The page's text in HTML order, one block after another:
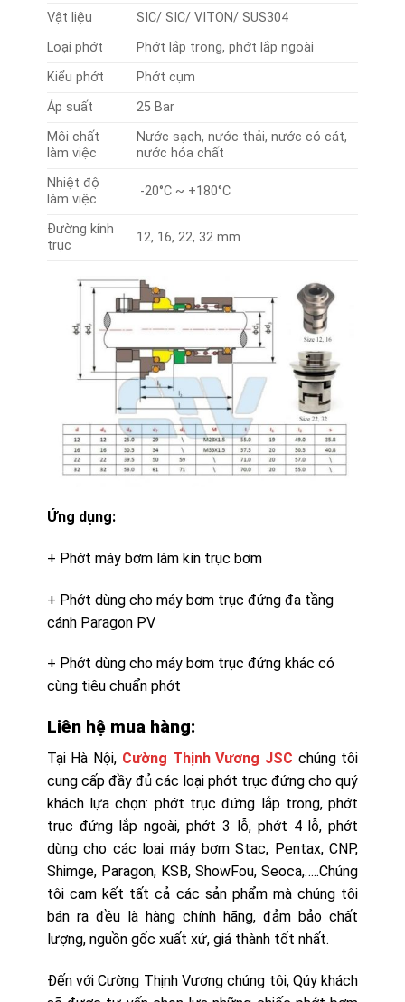
Vật liệu
SIC/ SIC/ VITON/ SUS304
Loại phớt
Phớt lắp trong, phớt lắp ngoài
Kiểu phớt
Phớt cụm
Áp suất
25 Bar
Môi chất
làm việc
Nước sạch, nước thải, nước có cát,
nước hóa chất
Nhiệt độ
làm việc
-20°C ~ +180°C
Đường kính
trục
12, 16, 22, 32 mm
Ứng dụng:
+ Phớt máy bơm làm kín trục bơm
+ Phớt dùng cho máy bơm trục đứng đa tầng
cánh Paragon PV
+ Phớt dùng cho máy bơm trục đứng khác có
cùng tiêu chuẩn phớt
Liên hệ mua hàng:
Tại Hà Nội, Cường Thịnh Vương JSC chúng tôi
cung cấp đầy đủ các loại phớt trục đứng cho quý
khách lựa chọn: phớt trục đứng lắp trong, phớt
trục đứng lắp ngoài, phớt 3 lỗ, phớt 4 lỗ, phớt
dùng cho các loại máy bơm Stac, Pentax, CNP,
Shimge, Paragon, KSB, ShowFou, Seoca,…..Chúng
tôi cam kết tất cả các sản phẩm mà chúng tôi
bán ra đều là hàng chính hãng, đảm bảo chất
lượng, nguồn gốc xuất xứ, giá thành tốt nhất.
Đến với Cường Thịnh Vương chúng tôi, Qúy khách